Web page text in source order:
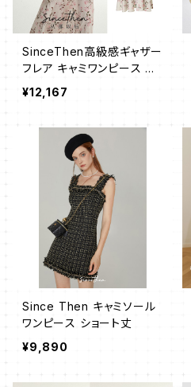
SinceThen高級感ギャザー
フレア キャミワンピース ロ
ング
¥12,167
Since Then キャミソール
ワンピース ショート丈
¥9,890